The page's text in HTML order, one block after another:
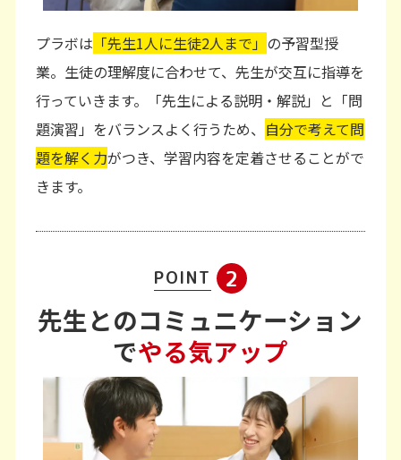
プラボは 「先生1人に生徒2人まで」 の予習型授
業。生徒の理解度に合わせて、先生が交互に指導を
行っていきます。「先生による説明・解説」と「問
題演習」をバランスよく行うため、 自分で考えて問
題を解く力がつき、学習内容を定着させることがで
きます。
POINT 2
先生とのコミュニケーション
でやる気アップ